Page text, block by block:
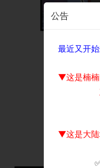
公告
最近又开
▼这是楠楠
▼这是大陆